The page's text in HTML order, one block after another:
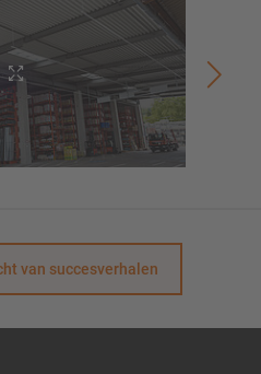
van succesverhalen